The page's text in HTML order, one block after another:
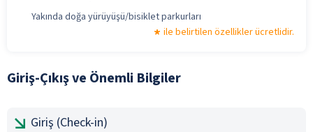
Yakında doğa yürüyüşü/bisiklet parkurları
ile belirtilen özellikler ücretlidir.
Giriş-Çıkış ve Önemli Bilgiler
Giriş (Check-in)